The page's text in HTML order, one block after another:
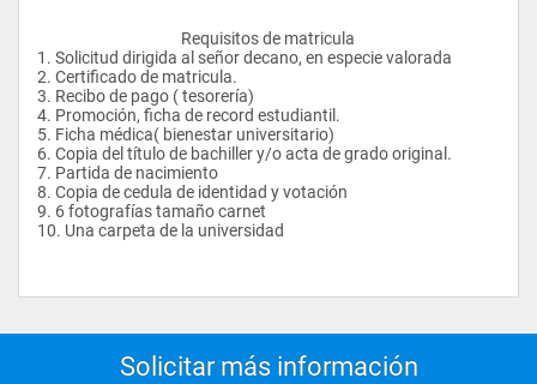
nuevas herramientas gerenciales
5.investigar los problemas administrativos y plantear las
soluciones concretas y oportunas.
6.planificar, organizar y sistematizar la producción de bienes y
servicios bajo niveles de eficiencia, efectividad y economía
7.dirigir, ejecutar y asesorar empresas públicas y privadas
aplicando técnicas y procedimientos modernos a fin de
brindar agilidad y eficiencia en la producción de bienes y
servicios
8.administrar empresas públicas con énfasis en el sector
social
9.conocer las funciones de administración pública, finanzas
administración de recursos humanos, legislación tributaria y
como calidad total y tecnología de punta.
10.demostrar habilidades en el manejo de los principales
software de computación
					Requisitos de matricula
1. Solicitud dirigida al señor decano, en especie valorada
2. Certificado de matricula.
3. Recibo de pago ( tesorería)
4. Promoción, ficha de record estudiantil.
5. Ficha médica( bienestar universitario)
6. Copia del título de bachiller y/o acta de grado original.
7. Partida de nacimiento
8. Copia de cedula de identidad y votación
9. 6 fotografías tamaño carnet
10. Una carpeta de la universidad
Solicitar más información